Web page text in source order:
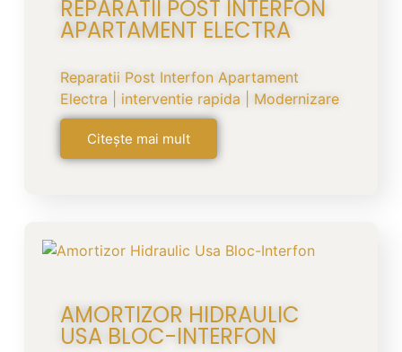
REPARATII POST INTERFON
APARTAMENT ELECTRA
Reparatii Post Interfon Apartament
Electra | interventie rapida | Modernizare
Citește mai mult
AMORTIZOR HIDRAULIC
USA BLOC-INTERFON